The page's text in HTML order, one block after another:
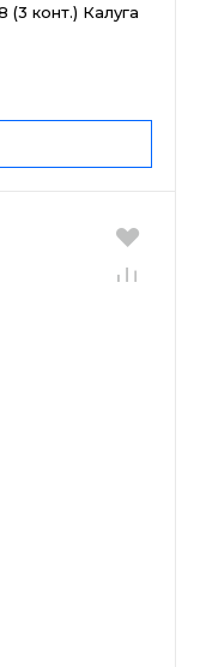
(3 конт.) Калуга